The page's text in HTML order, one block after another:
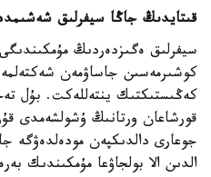
قىتايدىڭ جاڭا سيفرلىق
سيفرلىق ەگىزدەردىڭ
كوشىرمەسىن جاساۋمەن
كەڭىستىكتىك ينتەللەكت. بۇل
قورشاعان ورتانىڭ ۇشولشەمدى
جوعارى دالدىكپەن مودەلدەۋگە
الدىن الا بولجاۋعا مۇمكىندىك